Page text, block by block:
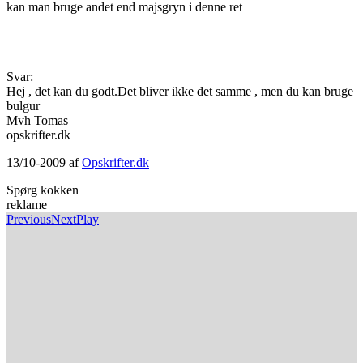
kan man bruge andet end majsgryn i denne ret
Svar:
Hej , det kan du godt.Det bliver ikke det samme , men du kan bruge
bulgur
Mvh Tomas
opskrifter.dk
13/10-2009 afOpskrifter.dk
Spørg kokken
reklame
PreviousNextPlay